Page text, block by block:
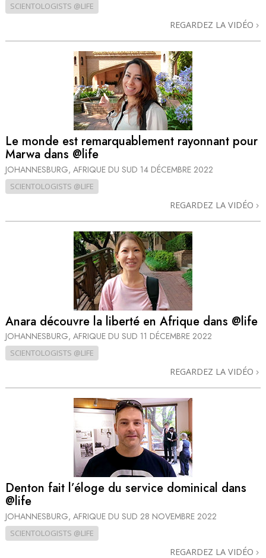
SCIENTOLOGISTS @LIFE
REGARDEZ LA VIDÉO
Le monde est remarquablement rayonnant pour
Marwa dans @life
JOHANNESBURG, AFRIQUE DU SUD 14 DÉCEMBRE 2022
SCIENTOLOGISTS @LIFE
REGARDEZ LA VIDÉO
Anara découvre la liberté en Afrique dans @life
JOHANNESBURG, AFRIQUE DU SUD 11 DÉCEMBRE 2022
SCIENTOLOGISTS @LIFE
REGARDEZ LA VIDÉO
Denton fait l’éloge du service dominical dans
@life
JOHANNESBURG, AFRIQUE DU SUD 28 NOVEMBRE 2022
SCIENTOLOGISTS @LIFE
REGARDEZ LA VIDÉO